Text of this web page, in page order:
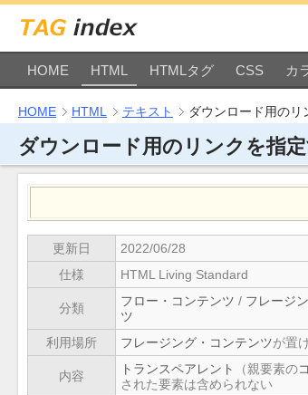
HOME HTML HTMLタグ CSS カ
HOME HTML テキスト ダウンロード用のリ
ダウンロード用のリンクを指
更新日
2022/06/28
仕様
HTML Living Standard
分類 フロー・コンテンツ / フレージ
ツ
利用場所
フレージング・コンテンツが置
内容 トランスペアレント （親要素の
された要素は含められない